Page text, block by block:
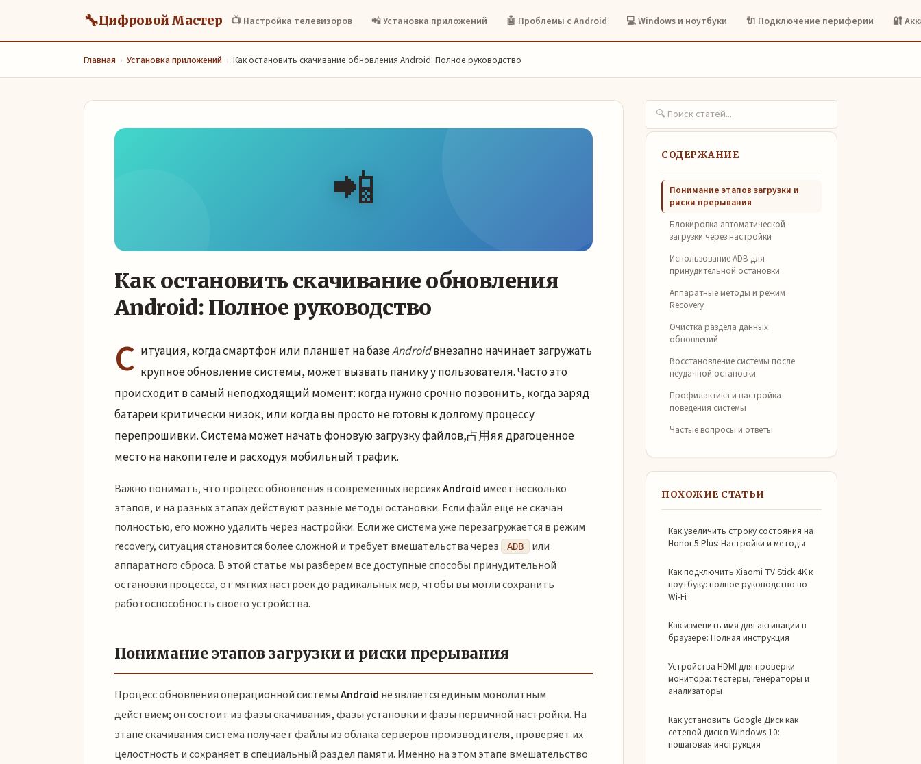
🔧Цифровой Мастер 📺 Настройка телевизоров 📲 Установка приложений 🤖 Проблемы с Android 💻 Windows и ноутбуки 🔌 Подключение периферии 🔐
Главная › Установка приложений › Как остановить скачивание обновления Android: Полное руководство
📲
Как остановить скачивание обновления
Android: Полное руководство
С итуация, когда смартфон или планшет на базеAndroidвнезапно начинает загружать
крупное обновление системы, может вызвать панику у пользователя. Часто это
происходит в самый неподходящий момент: когда нужно срочно позвонить, когда заряд
батареи критически низок, или когда вы просто не готовы к долгому процессу
перепрошивки. Система может начать фоновую загрузку файлов,占用яя драгоценное
место на накопителе и расходуя мобильный трафик.
Важно понимать, что процесс обновления в современных версияхAndroid имеет несколько
этапов, и на разных этапах действуют разные методы остановки. Если файл еще не скачан
полностью, его можно удалить через настройки. Если же система уже перезагружается в режим
recovery, ситуация становится более сложной и требует вмешательства через
ADB
или
аппаратного сброса. В этой статье мы разберем все доступные способы принудительной
остановки процесса, от мягких настроек до радикальных мер, чтобы вы могли сохранить
работоспособность своего устройства.
Понимание этапов загрузки и риски прерывания
Процесс обновления операционной системыAndroid не является единым монолитным
действием; он состоит из фазы скачивания, фазы установки и фазы первичной настройки. На
этапе скачивания система получает файлы из облака серверов производителя, проверяет их
целостность и сохраняет в специальный раздел памяти. Именно на этом этапе вмешательство
СОДЕРЖАНИЕ
Понимание этапов загрузки и
риски прерывания
Блокировка автоматической
загрузки через настройки
Использование ADB для
принудительной остановки
Аппаратные методы и режим
Recovery
Очистка раздела данных
обновлений
Восстановление системы после
неудачной остановки
Профилактика и настройка
поведения системы
Частые вопросы и ответы
ПОХОЖИЕ СТАТЬИ
Как увеличить строку состояния на
Honor 5 Plus: Настройки и методы
Как подключить Xiaomi TV Stick 4K к
ноутбуку: полное руководство по
Wi-Fi
Как изменить имя для активации в
браузере: Полная инструкция
Устройства HDMI для проверки
монитора: тестеры, генераторы и
анализаторы
Как установить Google Диск как
сетевой диск в Windows 10:
пошаговая инструкция